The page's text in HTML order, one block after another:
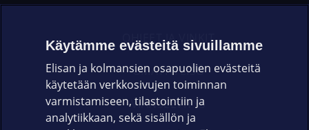
OHJEET JA VINKIT
OMAYHTEISÖ
VIANSELVITYS
Käytämme evästeitä sivuillamme
Elisan ja kolmansien osapuolien evästeitä
käytetään verkkosivujen toiminnan
varmistamiseen, tilastointiin ja
analytiikkaan, sekä sisällön ja